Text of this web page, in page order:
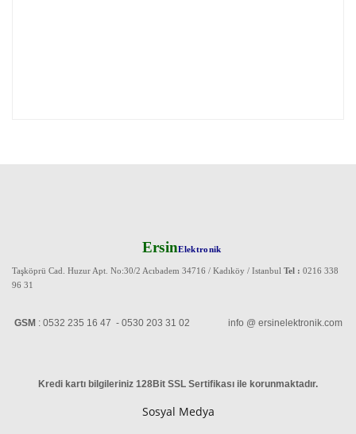
ErsinElektronik
Taşköprü Cad. Huzur Apt. No:30/2 Acıbadem 34716 / Kadıköy / Istanbul Tel : 0216 338
96 31
GSM : 0532 235 16 47 - 0530 203 31 02 info @ ersinelektronik.com
Kredi kartı bilgileriniz 128Bit SSL Sertifikası ile korunmaktadır.
Sosyal Medya